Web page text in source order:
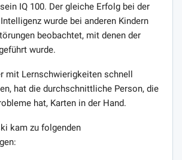
IQ 100. Der gleiche Erfolg bei der
wurde bei anderen Kindern
beobachtet, mit denen der
wurde.
mit Lernschwierigkeiten schnell
hat die durchschnittliche Person, die
hat, Karten in der Hand.
kam zu folgenden